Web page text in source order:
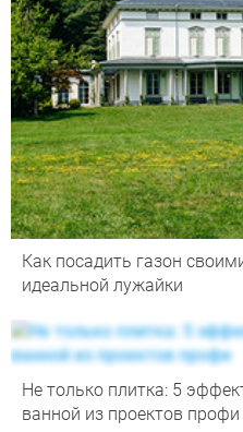
Как посадить газон
идеальной лужайки
Не только плитка: 5
ванной из проектов профи